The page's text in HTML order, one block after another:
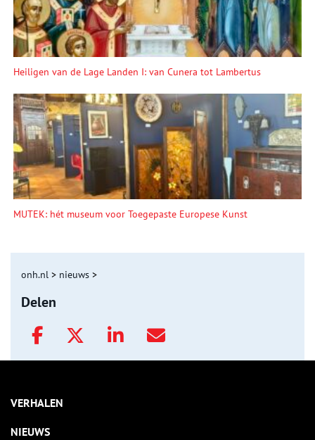
Heiligen van de Lage Landen I: van Cunera tot Lambertus
MUTEK: hét museum voor Toegepaste Europese Kunst
onh.nl > nieuws >
Delen
VERHALEN
NIEUWS